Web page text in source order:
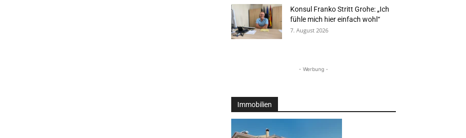
Konsul Franko Stritt Grohe: „Ich
fühle mich hier einfach wohl“
7. August 2026
- Werbung -
Immobilien